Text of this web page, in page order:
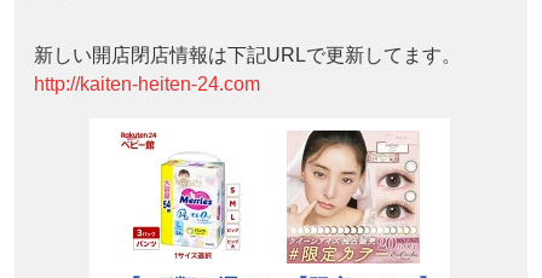
新しい開店閉店情報は下記URLで更新してます。
http://kaiten-heiten-24.com